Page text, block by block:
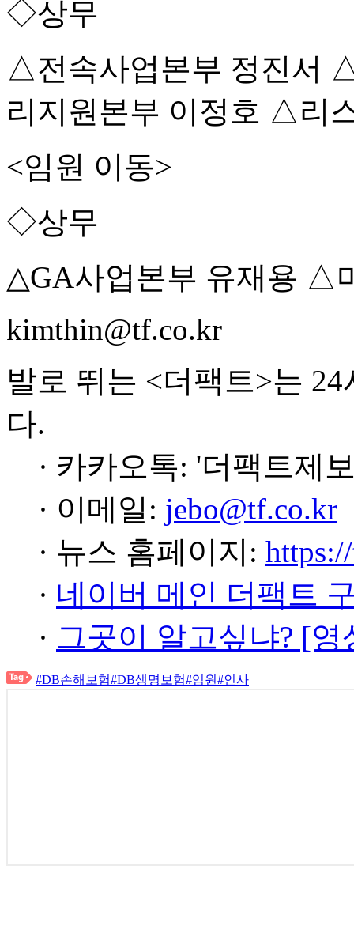
◇상무
△전속사업본부 정진서
리지원본부 이정호 △리
<임원 이동>
◇상무
△GA사업본부 유재용 △
kimthin@tf.co.kr
발로 뛰는 <더팩트>는
다.
· 카카오톡: '더팩트제
· 이메일: jebo@tf.co.kr
· 뉴스 홈페이지:
· 네이버 메인 더팩트
· 그곳이 알고싶냐? [
#DB손해보험#DB생명보험#임원#인사